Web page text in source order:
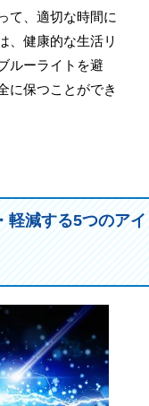
て、適切な時間に
、健康的な生活リ
ルーライトを避
に保つことができ
軽減する5つのアイ